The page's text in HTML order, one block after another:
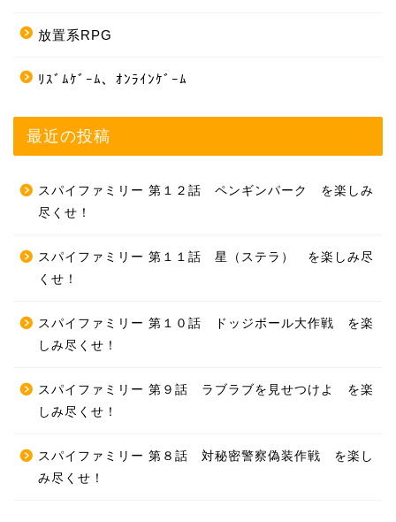
放置系RPG
ﾘｽﾞﾑｹﾞｰﾑ、ｵﾝﾗｲﾝｹﾞｰﾑ
最近の投稿
スパイファミリー 第１２話 ペンギンパーク を楽しみ
尽くせ！
スパイファミリー 第１１話 星（ステラ） を楽しみ尽
くせ！
スパイファミリー 第１０話 ドッジボール大作戦 を楽
しみ尽くせ！
スパイファミリー 第９話 ラブラブを見せつけよ を楽
しみ尽くせ！
スパイファミリー 第８話 対秘密警察偽装作戦 を楽し
み尽くせ！